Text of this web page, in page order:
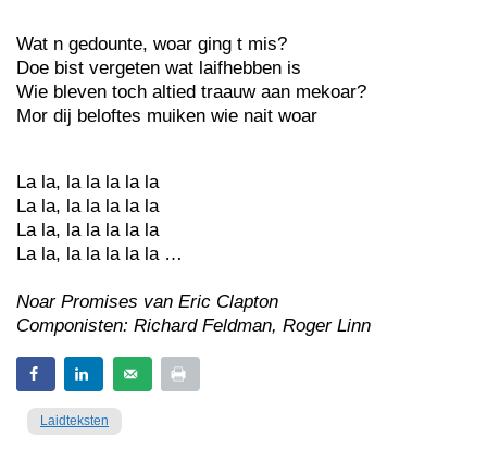
Wat n gedounte, woar ging t mis?
Doe bist vergeten wat laifhebben is
Wie bleven toch altied traauw aan mekoar?
Mor dij beloftes muiken wie nait woar
La la, la la la la la
La la, la la la la la
La la, la la la la la
La la, la la la la la …
Noar Promises van Eric Clapton
Componisten: Richard Feldman, Roger Linn
Laidteksten